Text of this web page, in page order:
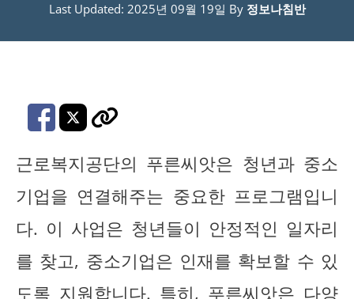
Last Updated: 2025년 09월 19일 By 정보나침반
근로복지공단의 푸른씨앗은 청년과 중소
기업을 연결해주는 중요한 프로그램입니
다. 이 사업은 청년들이 안정적인 일자리
를 찾고, 중소기업은 인재를 확보할 수 있
도록 지원합니다. 특히, 푸른씨앗은 다양